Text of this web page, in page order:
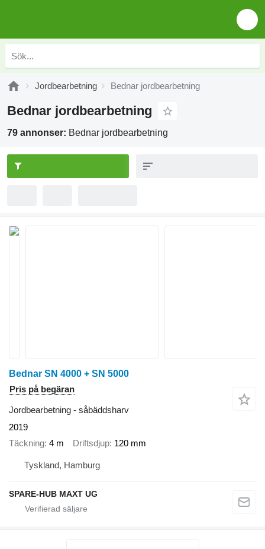
Jordbearbetning Bednar jordbearbetning
Bednar jordbearbetning
79 annonser: Bednar jordbearbetning
Bednar SN 4000 + SN 5000
Pris på begäran
Jordbearbetning - såbäddsharv
2019
Täckning 4 m Driftsdjup 120 mm
Tyskland, Hamburg
SPARE-HUB MAXT UG